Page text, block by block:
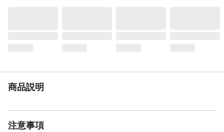
商品説明
注意事項